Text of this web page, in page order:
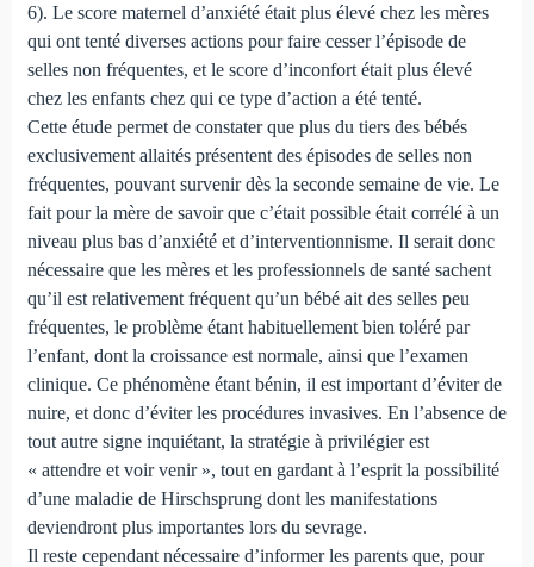
6). Le score maternel d’anxiété était plus élevé chez les mères
qui ont tenté diverses actions pour faire cesser l’épisode de
selles non fréquentes, et le score d’inconfort était plus élevé
chez les enfants chez qui ce type d’action a été tenté.
Cette étude permet de constater que plus du tiers des bébés
exclusivement allaités présentent des épisodes de selles non
fréquentes, pouvant survenir dès la seconde semaine de vie. Le
fait pour la mère de savoir que c’était possible était corrélé à un
niveau plus bas d’anxiété et d’interventionnisme. Il serait donc
nécessaire que les mères et les professionnels de santé sachent
qu’il est relativement fréquent qu’un bébé ait des selles peu
fréquentes, le problème étant habituellement bien toléré par
l’enfant, dont la croissance est normale, ainsi que l’examen
clinique. Ce phénomène étant bénin, il est important d’éviter de
nuire, et donc d’éviter les procédures invasives. En l’absence de
tout autre signe inquiétant, la stratégie à privilégier est
« attendre et voir venir », tout en gardant à l’esprit la possibilité
d’une maladie de Hirschsprung dont les manifestations
deviendront plus importantes lors du sevrage.
Il reste cependant nécessaire d’informer les parents que, pour